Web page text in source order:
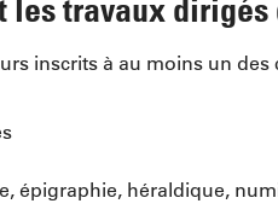
travaux dirigés
inscrits à au moins un des
épigraphie, héraldique,